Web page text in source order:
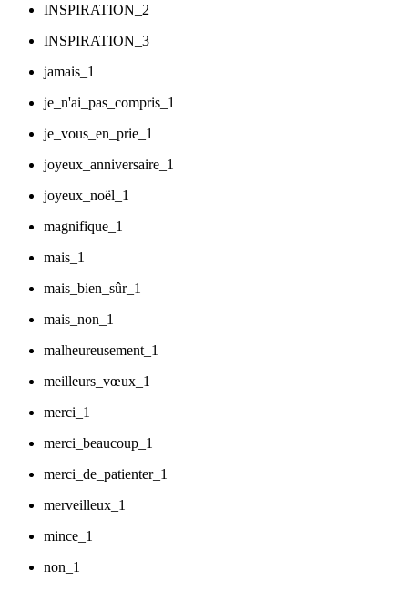
INSPIRATION_2
INSPIRATION_3
jamais_1
je_n'ai_pas_compris_1
je_vous_en_prie_1
joyeux_anniversaire_1
joyeux_noël_1
magnifique_1
mais_1
mais_bien_sûr_1
mais_non_1
malheureusement_1
meilleurs_vœux_1
merci_1
merci_beaucoup_1
merci_de_patienter_1
merveilleux_1
mince_1
non_1